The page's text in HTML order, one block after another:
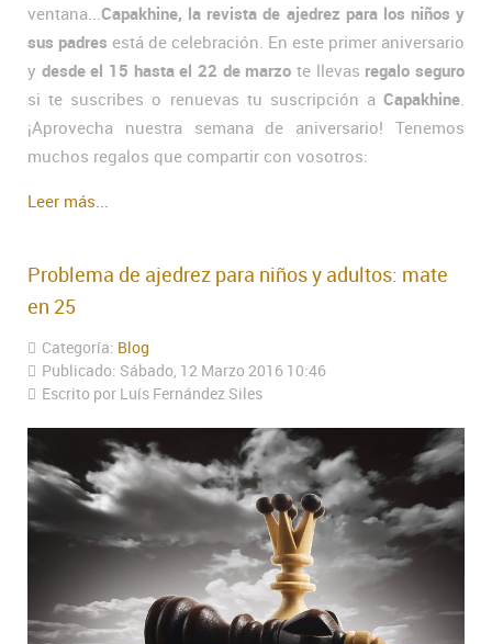
ventana... Capakhine, la revista de ajedrez para los niños y
sus padres está de celebración. En este primer aniversario
y desde el 15 hasta el 22 de marzo te llevas regalo seguro
si te suscribes o renuevas tu suscripción a Capakhine
¡Aprovecha nuestra semana de aniversario! Tenemos
muchos regalos que compartir con vosotros:
Leer más...
Problema de ajedrez para niños y adultos: mate
en 25
Categoría: Blog
Publicado: Sábado, 12 Marzo 2016 10:46
Escrito por Luís Fernández Siles